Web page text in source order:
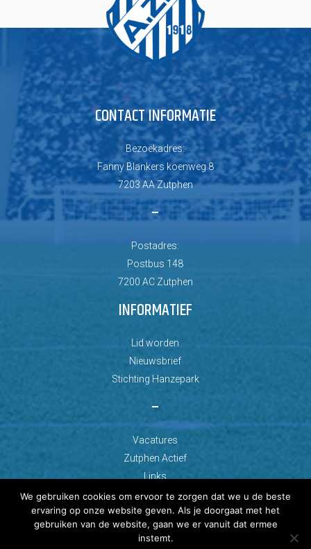
CONTACT INFORMATIE
Bezoekadres:
Fanny Blankers koenweg 8
7203 AA Zutphen
–
Postadres:
Postbus 148
7200 AC Zutphen
INFORMATIEF
Lid worden
Nieuwsbrief
Stichting Hanzepark
–
Vacatures
Zutphen Actief
Links
We gebruiken cookies om ervoor te zorgen dat we u de beste
ervaring op onze website geven. Als je doorgaat met het
gebruiken van de website, gaan we er vanuit dat ermee
instemt.